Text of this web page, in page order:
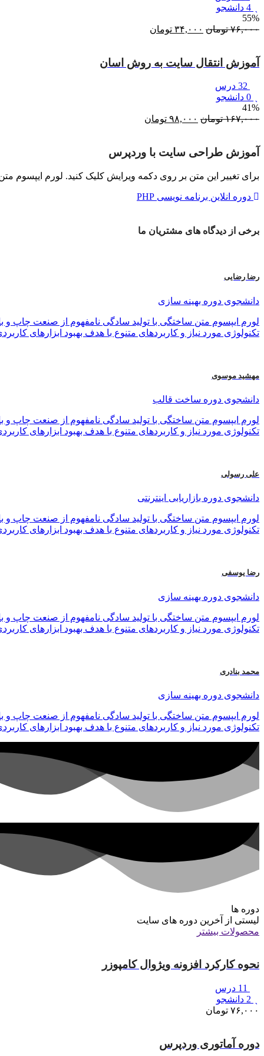
55%
۷۶,۰۰۰ تومان قیمت
بود.
۳۴,۰۰۰ تومان
آموزش انتقال سایت به روش اسان
41%
۱۶۷,۰۰۰ تومان قیمت
بود.
۹۸,۰۰۰ تومان
آموزش طراحی سایت با وردپرس
برای تغییر این متن بر روی دکمه ویرایش کلیک کنید. لورم ایپسوم
دوره انلاین برنامه نویسی PHP
برخی از دیدگاه های مشتریان ما
رضا رضایی
دانشجوی دوره بهینه سازی
لورم ایپسوم متن ساختگی با تولید سادگی نامفهوم از صنعت چاپ
تکنولوژی مورد نیاز و کاربردهای متنوع با هدف بهبود ابزارهای
مهشید موسوی
دانشجوی دوره ساخت قالب
لورم ایپسوم متن ساختگی با تولید سادگی نامفهوم از صنعت چاپ
تکنولوژی مورد نیاز و کاربردهای متنوع با هدف بهبود ابزارهای
علی رسولی
دانشجوی دوره بازاریابی اینترنتی
لورم ایپسوم متن ساختگی با تولید سادگی نامفهوم از صنعت چاپ
تکنولوژی مورد نیاز و کاربردهای متنوع با هدف بهبود ابزارهای
رضا یوسفی
دانشجوی دوره بهینه سازی
لورم ایپسوم متن ساختگی با تولید سادگی نامفهوم از صنعت چاپ
تکنولوژی مورد نیاز و کاربردهای متنوع با هدف بهبود ابزارهای
محمد بنادری
دانشجوی دوره بهینه سازی
لورم ایپسوم متن ساختگی با تولید سادگی نامفهوم از صنعت چاپ
تکنولوژی مورد نیاز و کاربردهای متنوع با هدف بهبود ابزارهای
دوره ها
لیستی از آخرین دوره های سایت
محصولات بیشتر
نحوه کارکرد افزونه ویژوال کامپوزر
۷۶,۰۰۰ تومان
دوره آماتوری وردپرس